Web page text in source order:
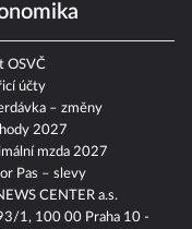
CENTER a.s.
1, 100 00 Praha 10 -
OSVČ
účty
– změny
2027
mzda 2027
Pas – slevy